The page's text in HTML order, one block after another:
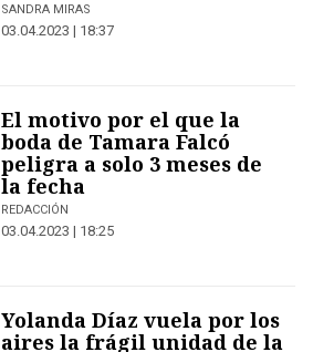
SANDRA MIRAS
03.04.2023 | 18:37
El motivo por el que la
boda de Tamara Falcó
peligra a solo 3 meses de
la fecha
REDACCIÓN
03.04.2023 | 18:25
Yolanda Díaz vuela por los
aires la frágil unidad de la